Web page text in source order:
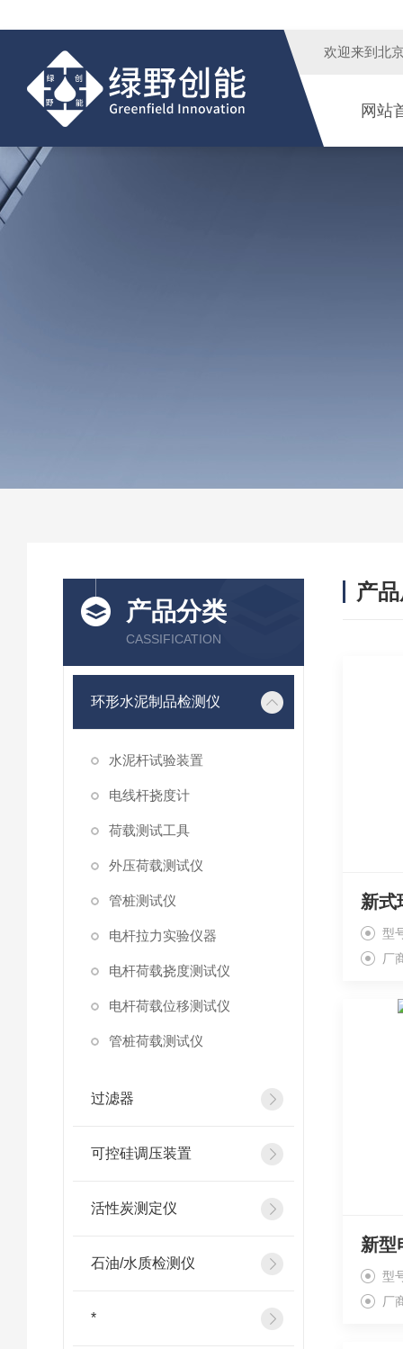
欢迎来到 北
网站
产品分类
CASSIFICATION
环形水泥制品检测仪
水泥杆试验装置
电线杆挠度计
荷载测试工具
外压荷载测试仪
管桩测试仪
电杆拉力实验仪器
电杆荷载挠度测试仪
电杆荷载位移测试仪
管桩荷载测试仪
过滤器
可控硅调压装置
活性炭测定仪
石油/水质检测仪
*
产
新式
型
厂
新型
型
厂